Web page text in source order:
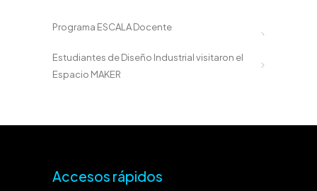
Programa ESCALA Docente
Estudiantes de Diseño Industrial visitaron el
Espacio MAKER
Accesos rápidos